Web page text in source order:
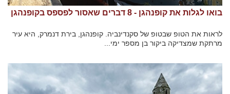
בואו לגלות את קופנהגן - 8 דברים שאסור לפספס בקופנהגן
לראות את הטופ שבטופ של סקנדינביה. קופנהגן, בירת דנמרק, היא עיר
מרתקת שמצדיקה ביקור בן מספר ימי...